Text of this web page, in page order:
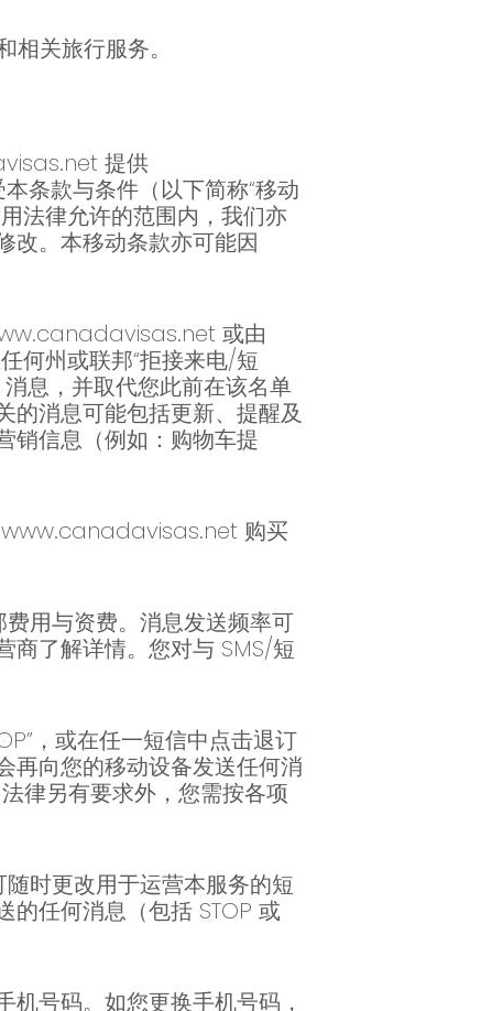
关旅行服务。
提供
条款与条件（以下简称“移动
法律允许的范围内，我们亦
改。本移动条款亦可能因
或由
何州或联邦“拒接来电/短
息，并取代您此前在该名单
的消息可能包括更新、提醒及
销信息（例如：购物车提
www.canadavisas.net 购买
用与资费。消息发送频率可
商了解详情。您对与 SMS/短
，或在任一短信中点击退订
再向您的移动设备发送任何消
律另有要求外，您需按各项
时更改用于运营本服务的短
任何消息（包括 STOP 或
号码。如您更换手机号码，